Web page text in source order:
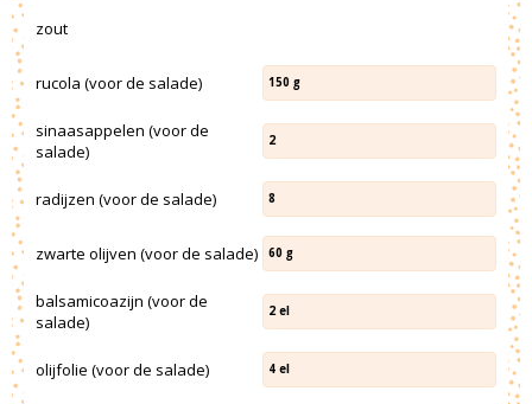
zout
rucola (voor de salade) 150 g
sinaasappelen (voor de
salade)
2
radijzen (voor de salade) 8
zwarte olijven (voor de salade) 60 g
balsamicoazijn (voor de
salade)
2 el
olijfolie (voor de salade) 4 el